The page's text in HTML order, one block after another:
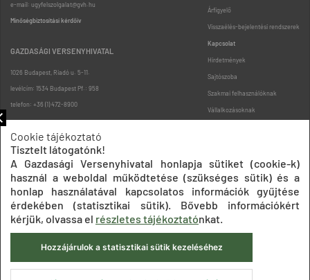
e-mail: ugyfelszolgalat@gvh.hu
Minőségbiztosítási kérdőív
GAZDASÁGI VERSENYHIVATAL
1026 Budapest, Riadó u. 5-11.
levélcím: 1534 Budapest Pf.: 958
telefon: +36 (1) 472-8900
Árfigyelő
Visszaélés-bejelentési rendszerek
Kapcsolat
Hirdetmények
Sajtószoba
Szakmai felhasználóknak
Vállalkozásoknak
Oldaltérkép
Impresszum Adatkezelési tájékoztatók
Akadálymentesítési nyilatkozat
Közadatkereső
Süti beállítások ÁSZF
Cookie tájékoztató
Tisztelt látogatónk!
A Gazdasági Versenyhivatal honlapja sütiket (cookie-k)
használ a weboldal működtetése (szükséges sütik) és a
honlap használatával kapcsolatos információk gyűjtése
érdekében (statisztikai sütik). Bővebb információkért
kérjük, olvassa el részletes tájékoztatónkat.
Hozzájárulok a statisztikai sütik kezeléséhez